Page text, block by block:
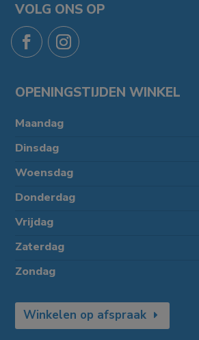
VOLG ONS OP
OPENINGSTIJDEN WINKEL
Maandag
Dinsdag
Woensdag
Donderdag
Vrijdag
Zaterdag
Zondag
Winkelen op afspraak